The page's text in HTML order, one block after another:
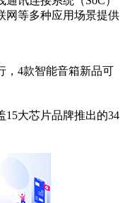
网等多种应用场景提供
，4款智能音箱新品可
15大芯片品牌推出的34